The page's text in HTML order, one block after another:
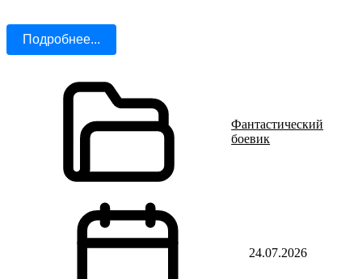
Подробнее...
Фантастический
боевик
24.07.2026